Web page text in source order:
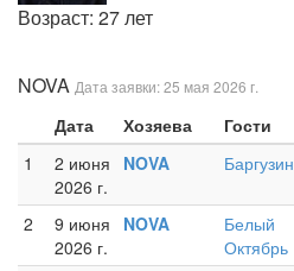
Возраст: 27 лет
NOVA Дата заявки: 25 мая 2026 г.
Дата Хозяева Гости
1
2 июня
2026 г.
NOVA Баргузин
2
9 июня
2026 г.
NOVA
Белый
Октябрь